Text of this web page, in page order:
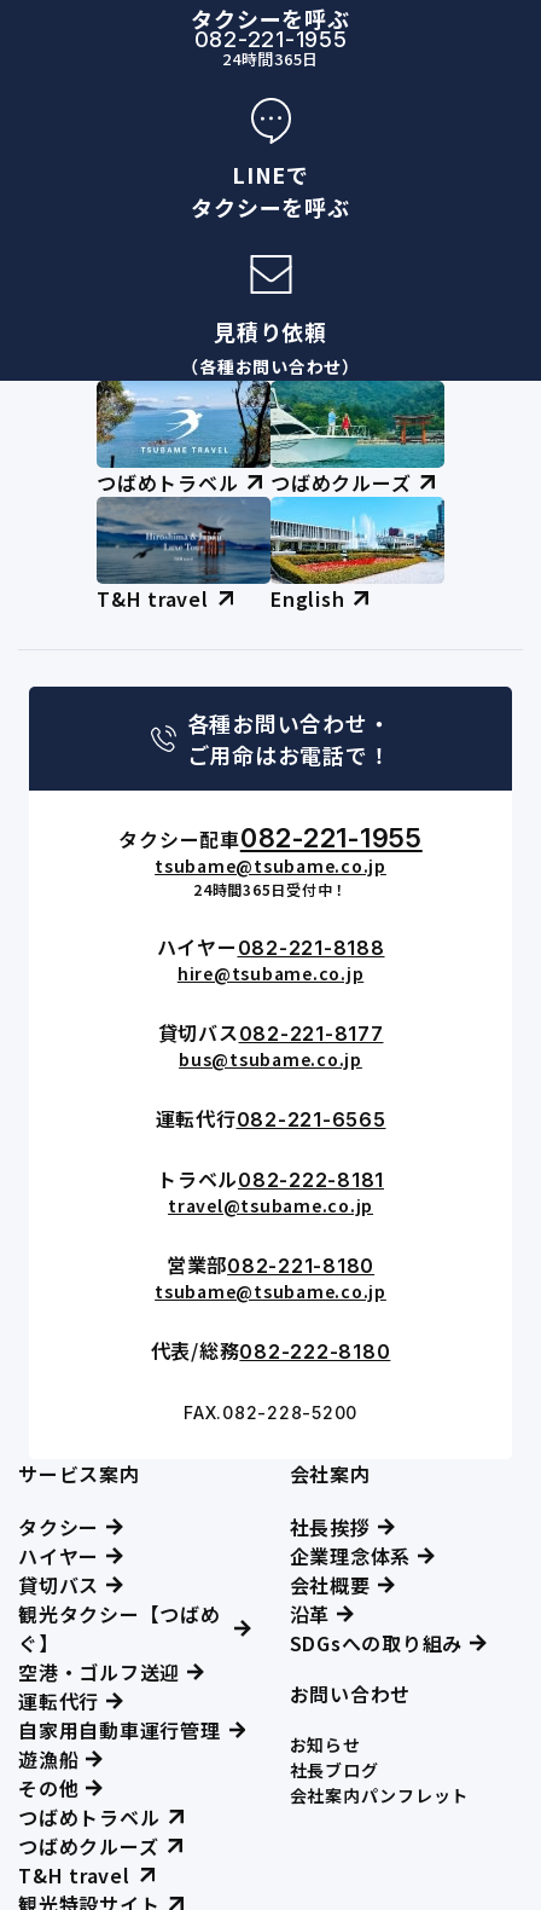
タクシーを呼ぶ
082-221-1955
24時間365日
LINEで
タクシーを呼ぶ
見積り依頼
（各種お問い合わせ）
つばめトラベル つばめクルーズ
T&H travel English
各種お問い合わせ・
ご用命はお電話で！
タクシー配車082-221-1955
tsubame@tsubame.co.jp
24時間365日受付中！
ハイヤー 082-221-8188
hire@tsubame.co.jp
貸切バス082-221-8177
bus@tsubame.co.jp
運転代行082-221-6565
トラベル082-222-8181
travel@tsubame.co.jp
営業部082-221-8180
tsubame@tsubame.co.jp
代表/総務082-222-8180
FAX.082-228-5200
サービス案内
タクシー
ハイヤー
貸切バス
観光タクシー【つばめ
ぐ】
空港・ゴルフ送迎
運転代行
自家用自動車運行管理
遊漁船
その他
つばめトラベル
つばめクルーズ
T&H travel
観光特設サイト
会社案内
社長挨拶
企業理念体系
会社概要
沿革
SDGsへの取り組み
お問い合わせ
お知らせ
社長ブログ
会社案内パンフレット